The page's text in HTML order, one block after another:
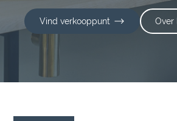
Vind verkooppunt Over